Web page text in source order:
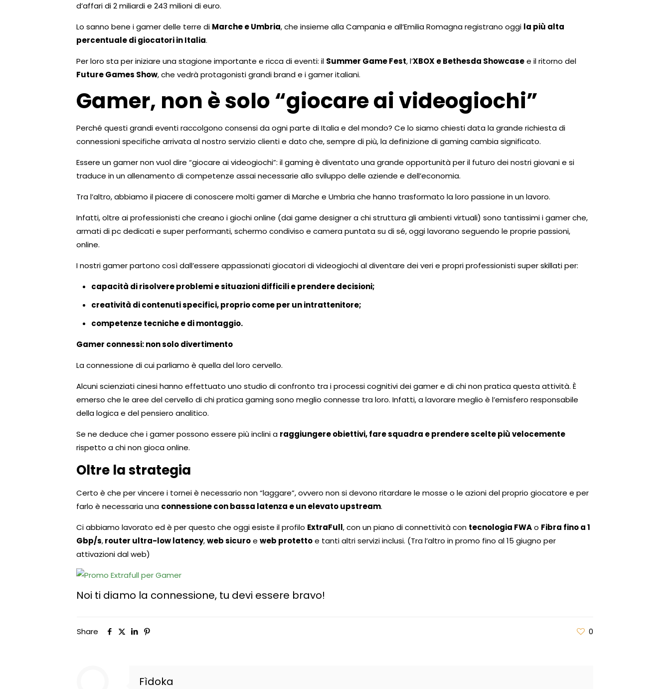
d’affari di 2 miliardi e 243 milioni di euro.
Lo sanno bene i gamer delle terre di Marche e Umbria, che insieme alla Campania e all’Emilia Romagna registrano oggi la più alta
percentuale di giocatori in Italia.
Per loro sta per iniziare una stagione importante e ricca di eventi: il Summer Game Fest, l’XBOX e Bethesda Showcasee il ritorno del
Future Games Show, che vedrà protagonisti grandi brand e i gamer italiani.
Gamer, non è solo “giocare ai videogiochi”
Perché questi grandi eventi raccolgono consensi da ogni parte di Italia e del mondo? Ce lo siamo chiesti data la grande richiesta di
connessioni specifiche arrivata al nostro servizio clienti e dato che, sempre di più, la definizione di gaming cambia significato.
Essere un gamer non vuol dire “giocare ai videogiochi”: il gaming è diventato una grande opportunità per il futuro dei nostri giovani e si
traduce in un allenamento di competenze assai necessarie allo sviluppo delle aziende e dell’economia.
Tra l’altro, abbiamo il piacere di conoscere molti gamer di Marche e Umbria che hanno trasformato la loro passione in un lavoro.
Infatti, oltre ai professionisti che creano i giochi online (dai game designer a chi struttura gli ambienti virtuali) sono tantissimi i gamer che,
armati di pc dedicati e super performanti, schermo condiviso e camera puntata su di sé, oggi lavorano seguendo le proprie passioni,
online.
I nostri gamer partono così dall’essere appassionati giocatori di videogiochi al diventare dei veri e propri professionisti super skillati per:
capacità di risolvere problemi e situazioni difficili e prendere decisioni;
creatività di contenuti specifici, proprio come per un intrattenitore;
competenze tecniche e di montaggio.
Gamer connessi: non solo divertimento
La connessione di cui parliamo è quella del loro cervello.
Alcuni scienziati cinesi hanno effettuato uno studio di confronto tra i processi cognitivi dei gamer e di chi non pratica questa attività. È
emerso che le aree del cervello di chi pratica gaming sono meglio connesse tra loro. Infatti, a lavorare meglio è l’emisfero responsabile
della logica e del pensiero analitico.
Se ne deduce che i gamer possono essere più inclini a raggiungere obiettivi, fare squadra e prendere scelte più velocemente
rispetto a chi non gioca online.
Oltre la strategia
Certo è che per vincere i tornei è necessario non “laggare”, ovvero non si devono ritardare le mosse o le azioni del proprio giocatore e per
farlo è necessaria una connessione con bassa latenza e un elevato upstream.
Ci abbiamo lavorato ed è per questo che oggi esiste il profilo ExtraFull, con un piano di connettività con tecnologia FWAo Fibra fino a 1
Gbp/s,router ultra-low latency,web sicuroe web protettoe tanti altri servizi inclusi. (Tra l’altro in promo fino al 15 giugno per
attivazioni dal web)
Noi ti diamo la connessione, tu devi essere bravo!
Share 0
Fìdoka